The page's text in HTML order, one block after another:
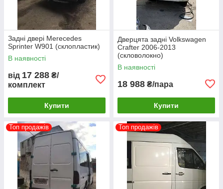
Задні двері Merecedes
Sprinter W901 (склопластик)
В наявності
від 17 288 ₴/
комплект
Купити
Дверцята задні Volkswagen
Crafter 2006-2013
(скловолокно)
В наявності
18 988 ₴/пара
Купити
Топ продажів Топ продажів